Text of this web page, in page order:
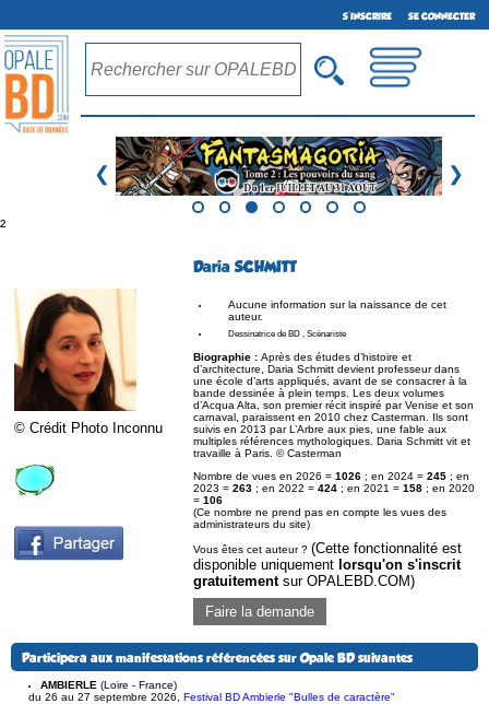
S'INSCRIRE SE CONNECTER
❮ ❯
²
Daria SCHMITT
© Crédit Photo Inconnu
Aucune information sur la naissance de cet
auteur.
Dessinatrice de BD , Scénariste
Biographie : Après des études d’histoire et
d’architecture, Daria Schmitt devient professeur dans
une école d’arts appliqués, avant de se consacrer à la
bande dessinée à plein temps. Les deux volumes
d’Acqua Alta, son premier récit inspiré par Venise et son
carnaval, paraissent en 2010 chez Casterman. Ils sont
suivis en 2013 par L’Arbre aux pies, une fable aux
multiples références mythologiques. Daria Schmitt vit et
travaille à Paris. © Casterman
Nombre de vues en 2026 = 1026 ; en 2024 = 245 ; en
2023 = 263 ; en 2022 = 424 ; en 2021 = 158 ; en 2020
= 106
(Ce nombre ne prend pas en compte les vues des
administrateurs du site)
Vous êtes cet auteur ? (Cette fonctionnalité est
disponible uniquement lorsqu'on s'inscrit
gratuitementsur OPALEBD.COM)
Faire la demande
Participera aux manifestations référencées sur Opale BD suivantes
AMBIERLE (Loire - France)
du 26 au 27 septembre 2026
Festival BD Ambierle "Bulles de caractère"